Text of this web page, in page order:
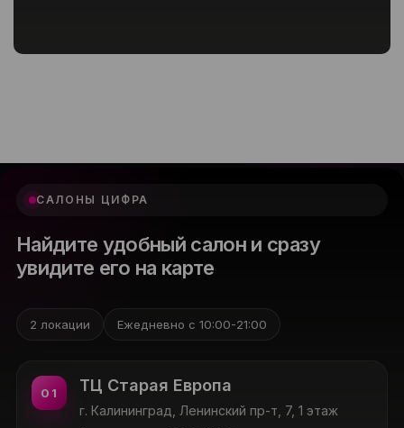
САЛОНЫ ЦИФРА
Найдите удобный салон и сразу
увидите его на карте
2 локации Ежедневно с 10:00-21:00
01 ТЦ Старая Европа
г. Калининград, Ленинский пр-т, 7, 1 этаж